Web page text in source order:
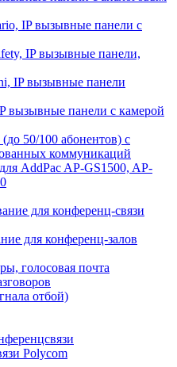
IP вызывные панели с
IP вызывные панели,
IP вызывные панели
вызывные панели с камерой
50/100 абонентов) с
коммуникаций
AddPac AP-GS1500, AP-
для конференц-связи
для конференц-залов
голосовая почта
отбой)
Polycom